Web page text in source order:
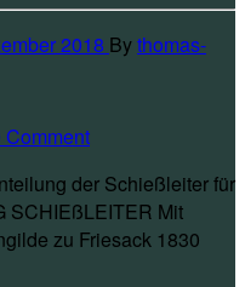
2018 Bythomas-
Comment
der Schießleiter für
SCHIEßLEITER Mit
zu Friesack 1830